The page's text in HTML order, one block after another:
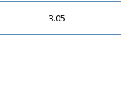
3.05